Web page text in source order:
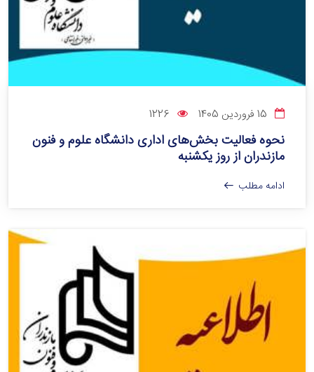
نحوه فعالیت بخش‌های اداری دانشگاه علوم و فنون
مازندران از روز یکشنبه
ادامه مطلب